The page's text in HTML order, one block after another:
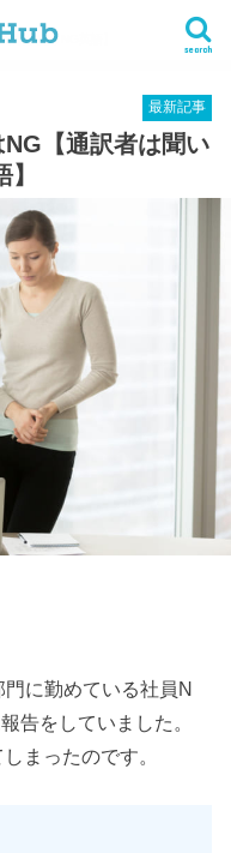
search
飛び交うNG英語】
最新記事
【通訳者は聞い
に勤めている社員N
告をしていました。
まったのです。